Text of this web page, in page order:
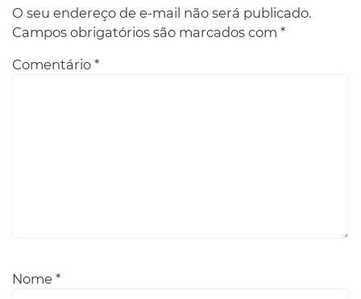
O seu endereço de e-mail não será publicado.
Campos obrigatórios são marcados com *
Comentário *
Nome *